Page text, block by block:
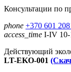
Консультации по
phone +370 601
access_time I-IV 10-
Действующий
LT-EKO-001